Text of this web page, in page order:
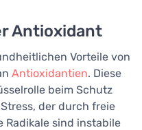
Antioxidant
Vorteile von
Antioxidantien. Diese
beim Schutz
der durch freie
Radikale sind instabile